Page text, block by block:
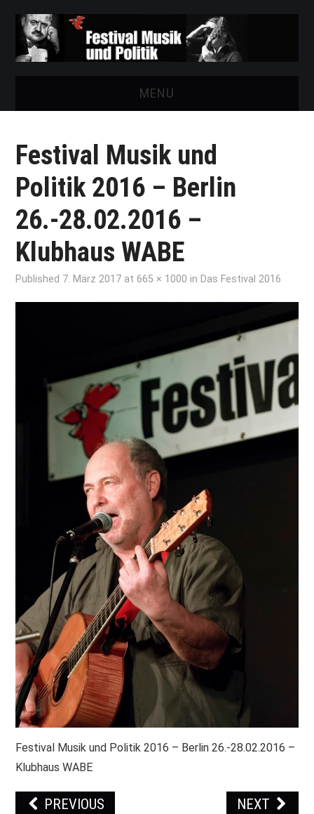
MENU
FESTIVAL
NEWS
AUSSTELLUNGEN
ARCHIV
IMPRESSUM
Festival Musik und
Politik 2016 – Berlin
26.-28.02.2016 –
Klubhaus WABE
Published 7. März 2017 at665 × 1000 in Das Festival 2016
Festival Musik und Politik 2016 – Berlin 26.-28.02.2016 –
Klubhaus WABE
PREVIOUS NEXT